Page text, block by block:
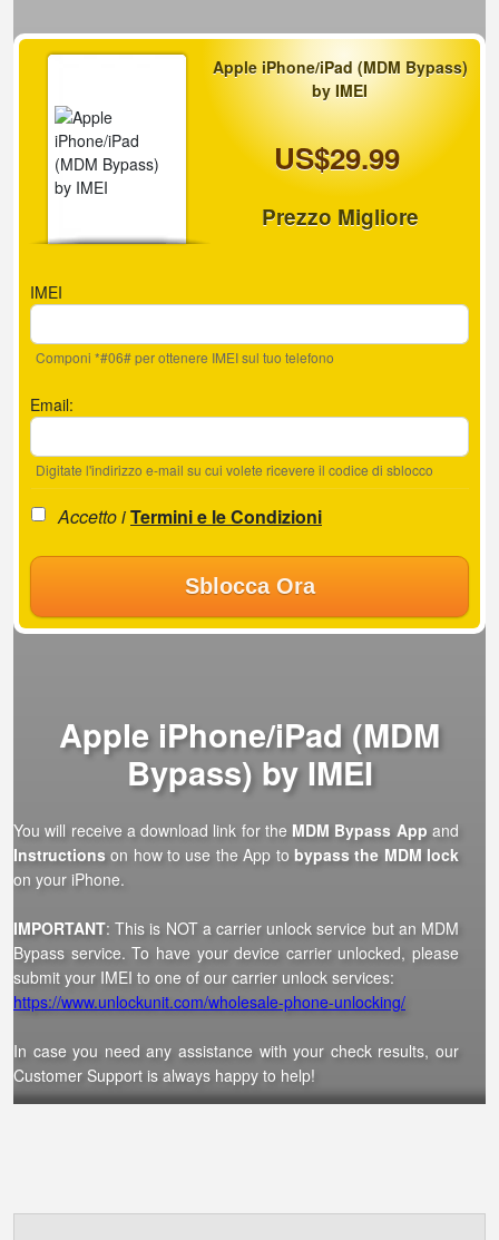
Apple iPhone/iPad (MDM Bypass)
by IMEI
US$29.99
Prezzo Migliore
IMEI
Componi *#06# per ottenere IMEI sul tuo telefono
Email:
Digitate l'indirizzo e-mail su cui volete ricevere il codice di sblocco
Accetto iTermini e le Condizioni
Sblocca Ora
Apple iPhone/iPad (MDM
Bypass) by IMEI
You will receive a download link for the MDM Bypass App and
Instructions on how to use the App to bypass the MDM lock
on your iPhone.
IMPORTANT: This is NOT a carrier unlock service but an MDM
Bypass service. To have your device carrier unlocked, please
submit your IMEI to one of our carrier unlock services:
https://www.unlockunit.com/wholesale-phone-unlocking/
In case you need any assistance with your check results, our
Customer Support is always happy to help!